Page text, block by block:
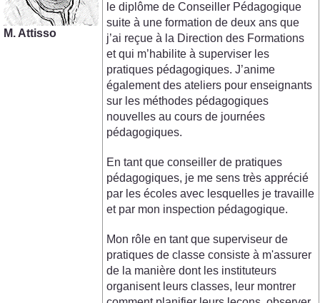
M. Attisso
le diplôme de Conseiller Pédagogique
suite à une formation de deux ans que
j’ai reçue à la Direction des Formations
et qui m’habilite à superviser les
pratiques pédagogiques. J’anime
également des ateliers pour enseignants
sur les méthodes pédagogiques
nouvelles au cours de journées
pédagogiques.
En tant que conseiller de pratiques
pédagogiques, je me sens très apprécié
par les écoles avec lesquelles je travaille
et par mon inspection pédagogique.
Mon rôle en tant que superviseur de
pratiques de classe consiste à m'assurer
de la manière dont les instituteurs
organisent leurs classes, leur montrer